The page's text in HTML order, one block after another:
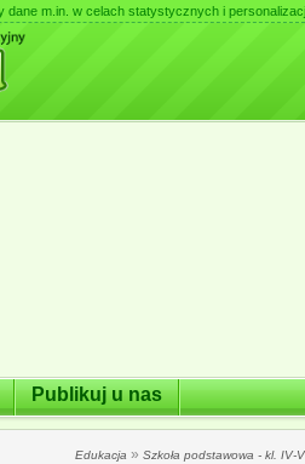
dane m.in. w celach statystycznych i
Publikuj u nas
Edukacja » Szkoła podstawowa - kl. IV-